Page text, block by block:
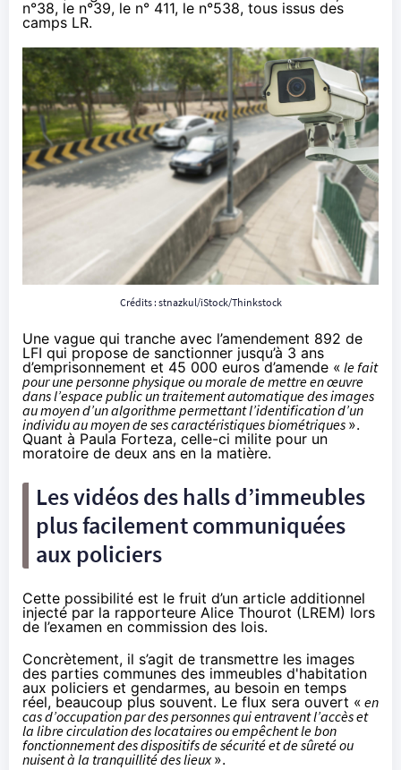
n°38, le n°39, le n° 411, le n°538, tous issus des
camps LR.
Crédits : stnazkul/iStock/Thinkstock
Une vague qui tranche avec l’amendement 892 de
LFI qui propose de sanctionner jusqu’à 3 ans
d’emprisonnement et 45 000 euros d’amende « le fait
pour une personne physique ou morale de mettre en œuvre
dans l’espace public un traitement automatique des images
au moyen d’un algorithme permettant l’identification d’un
individu au moyen de ses caractéristiques biométriques ».
Quant à Paula Forteza, celle-ci milite pour un
moratoire de deux ans en la matière.
Les vidéos des halls d’immeubles
plus facilement communiquées
aux policiers
Cette possibilité est le fruit d’un article additionnel
injecté par la rapporteure Alice Thourot (LREM) lors
de l’examen en commission des lois.
Concrètement, il s’agit de transmettre les images
des parties communes des immeubles d'habitation
aux policiers et gendarmes, au besoin en temps
réel, beaucoup plus souvent. Le flux sera ouvert « en
cas d’occupation par des personnes qui entravent l’accès et
la libre circulation des locataires ou empêchent le bon
fonctionnement des dispositifs de sécurité et de sûreté ou
nuisent à la tranquillité des lieux».